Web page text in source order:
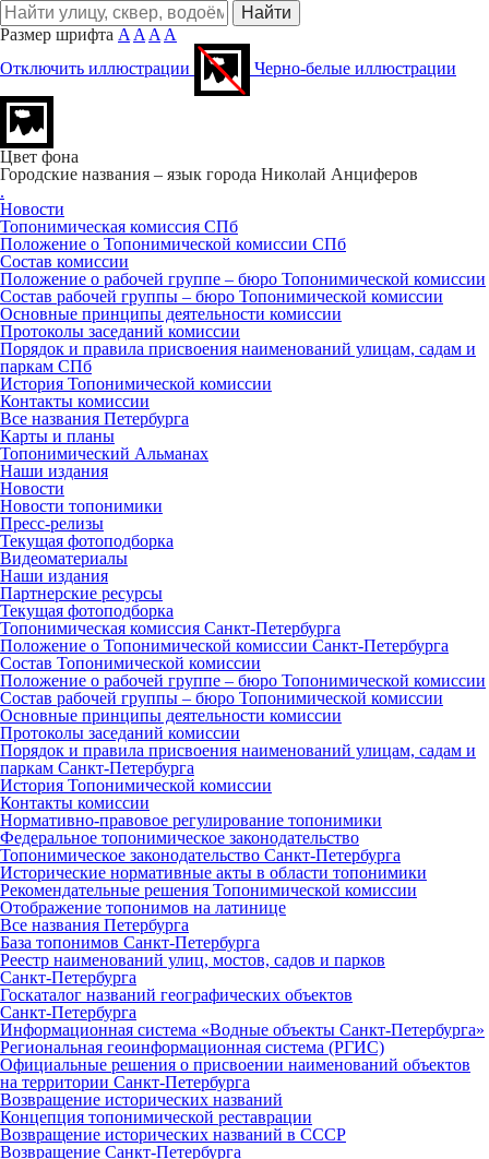
Размер шрифта A A A A
Отключить иллюстрации
Черно-белые иллюстрации
Цвет фона
Городские названия – язык города Николай Анциферов
.
Новости
Топонимическая комиссия СПб
Положение о Топонимической комиссии СПб
Состав комиссии
Положение о рабочей группе – бюро Топонимической комиссии
Состав рабочей группы – бюро Топонимической комиссии
Основные принципы деятельности комиссии
Протоколы заседаний комиссии
Порядок и правила присвоения наименований улицам, садам и
паркам СПб
История Топонимической комиссии
Контакты комиссии
Все названия Петербурга
Карты и планы
Топонимический Альманах
Наши издания
Новости
Новости топонимики
Пресс‑релизы
Текущая фотоподборка
Видеоматериалы
Наши издания
Партнерские ресурсы
Текущая фотоподборка
Топонимическая комиссия Санкт‑Петербурга
Положение о Топонимической комиссии Санкт‑Петербурга
Состав Топонимической комиссии
Положение о рабочей группе – бюро Топонимической комиссии
Состав рабочей группы – бюро Топонимической комиссии
Основные принципы деятельности комиссии
Протоколы заседаний комиссии
Порядок и правила присвоения наименований улицам, садам и
паркам Санкт‑Петербурга
История Топонимической комиссии
Контакты комиссии
Нормативно‑правовое регулирование топонимики
Федеральное топонимическое законодательство
Топонимическое законодательство Санкт‑Петербурга
Исторические нормативные акты в области топонимики
Рекомендательные решения Топонимической комиссии
Отображение топонимов на латинице
Все названия Петербурга
База топонимов Санкт‑Петербурга
Реестр наименований улиц, мостов, садов и парков
Санкт‑Петербурга
Госкаталог названий географических объектов
Санкт‑Петербурга
Информационная система «Водные объекты Санкт‑Петербурга»
Региональная геоинформационная система (РГИС)
Официальные решения о присвоении наименований объектов
на территории Санкт‑Петербурга
Возвращение исторических названий
Концепция топонимической реставрации
Возвращение исторических названий в СССР
Возвращение Санкт‑Петербурга